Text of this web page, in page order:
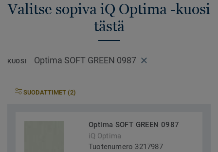
Valitse sopiva iQ Optima -kuosi
tästä
KUOSI Optima SOFT GREEN 0987
SUODATTIMET (2)
Optima SOFT GREEN 0987
iQ Optima
Tuotenumero 3217987